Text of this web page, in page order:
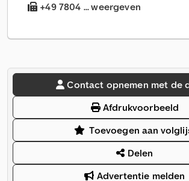
+49 7804 ... weergeven
Contact opnemen met de
Afdrukvoorbeeld
Toevoegen aan
Delen
Advertentie melden